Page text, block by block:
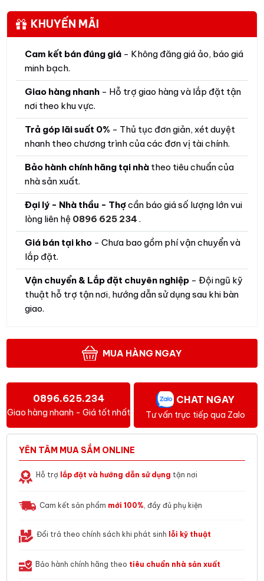
KHUYẾN MÃI
Cam kết bán đúng giá - Không đăng giá ảo, báo giá
minh bạch.
Giao hàng nhanh - Hỗ trợ giao hàng và lắp đặt tận
nơi theo khu vực.
Trả góp lãi suất 0% - Thủ tục đơn giản, xét duyệt
nhanh theo chương trình của các đơn vị tài chính.
Bảo hành chính hãng tại nhà theo tiêu chuẩn của
nhà sản xuất.
Đại lý - Nhà thầu - Thợcần báo giá số lượng lớn vui
lòng liên hệ 0896 625 234.
Giá bán tại kho - Chưa bao gồm phí vận chuyển và
lắp đặt.
Vận chuyển & Lắp đặt chuyên nghiệp - Đội ngũ kỹ
thuật hỗ trợ tận nơi, hướng dẫn sử dụng sau khi bàn
giao.
MUA HÀNG NGAY
0896.625.234
Giao hàng nhanh - Giá tốt nhất
CHAT NGAY
Tư vấn trực tiếp qua Zalo
YÊN TÂM MUA SẮM ONLINE
Hỗ trợ lắp đặt và hướng dẫn sử dụng tận nơi
Cam kết sản phẩm mới 100% , đầy đủ phụ kiện
Đổi trả theo chính sách khi phát sinh lỗi kỹ thuật
Bảo hành chính hãng theo tiêu chuẩn nhà sản xuất